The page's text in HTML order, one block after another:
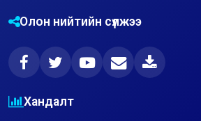
Олон нийтийн сүлжээ
Хандалт